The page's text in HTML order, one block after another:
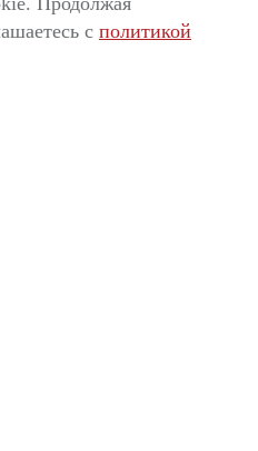
c политикой